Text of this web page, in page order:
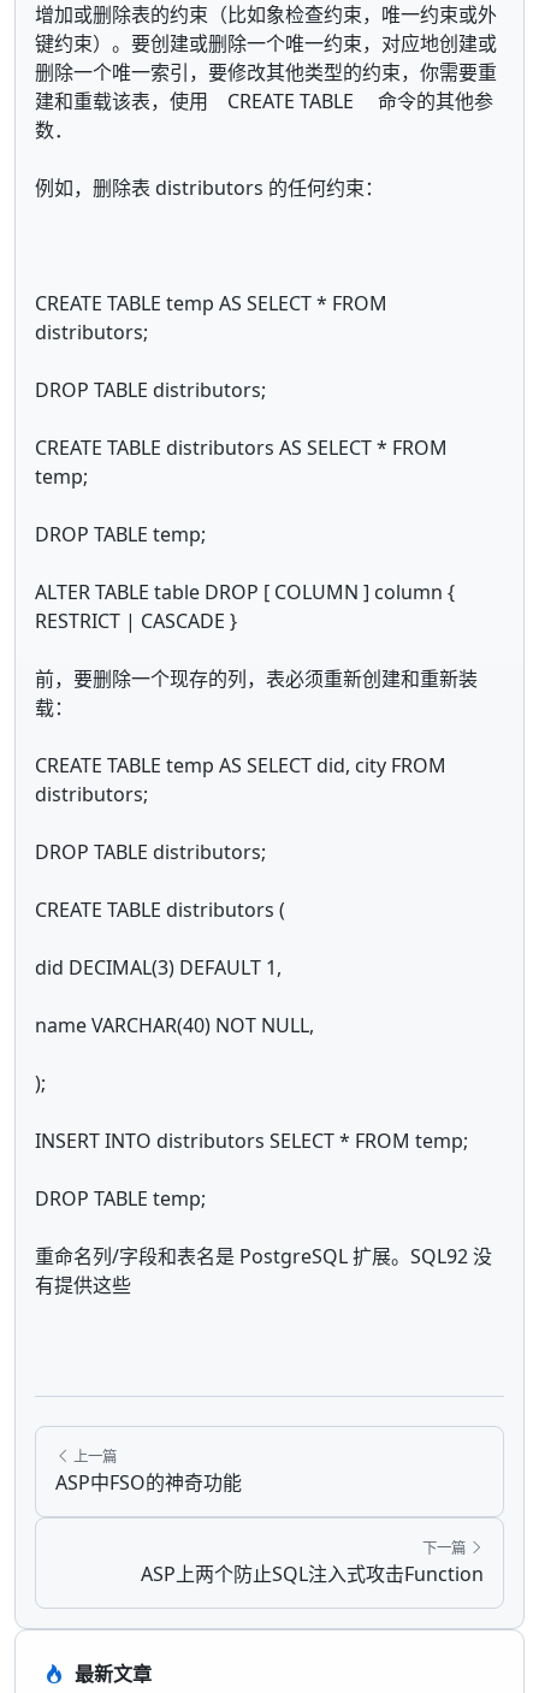
增加或删除表的约束（比如象检查约束，唯一约束或外
键约束）。要创建或删除一个唯一约束，对应地创建或
删除一个唯一索引，要修改其他类型的约束，你需要重
建和重载该表，使用 CREATE TABLE 命令的其他参
数．
例如，删除表 distributors 的任何约束：
CREATE TABLE temp AS SELECT * FROM
distributors;
DROP TABLE distributors;
CREATE TABLE distributors AS SELECT * FROM
temp;
DROP TABLE temp;
ALTER TABLE table DROP [ COLUMN ] column {
RESTRICT | CASCADE }
前，要删除一个现存的列，表必须重新创建和重新装
载：
CREATE TABLE temp AS SELECT did, city FROM
distributors;
DROP TABLE distributors;
CREATE TABLE distributors (
did DECIMAL(3) DEFAULT 1,
name VARCHAR(40) NOT NULL,
);
INSERT INTO distributors SELECT * FROM temp;
DROP TABLE temp;
重命名列/字段和表名是 PostgreSQL 扩展。SQL92 没
有提供这些
上一篇
ASP中FSO的神奇功能
下一篇
ASP上两个防止SQL注入式攻击Function
最新文章